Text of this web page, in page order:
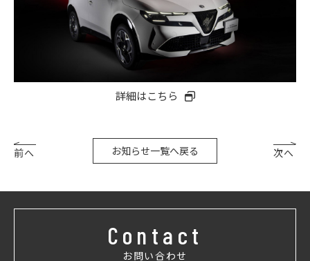
詳細はこちら
前へ お知らせ一覧へ戻る 次へ
Contact
お問い合わせ